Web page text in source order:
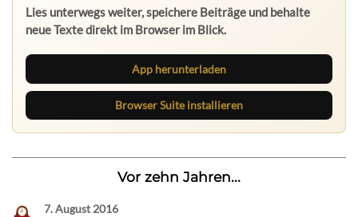
Lies unterwegs weiter, speichere Beiträge und behalte
neue Texte direkt im Browser im Blick.
App herunterladen
Browser Suite installieren
Vor zehn Jahren...
7. August 2016